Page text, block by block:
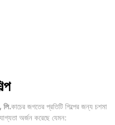
লি.কাচের জগতের প্রতিটি শিল্পের জন্য চশমা
অর্জন করেছে যেমন: